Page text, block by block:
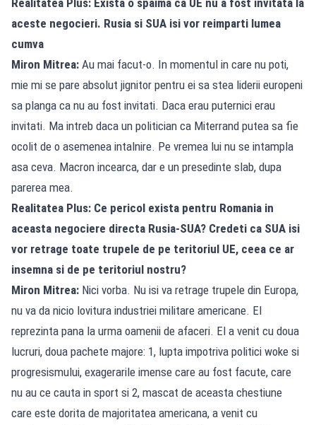
aceste negocieri. Rusia si SUA isi vor reimparti lumea
cumva
Miron Mitrea: Au mai facut-o. In momentul in care nu poti,
mie mi se pare absolut jignitor pentru ei sa stea liderii europeni
sa planga ca nu au fost invitati. Daca erau puternici erau
invitati. Ma intreb daca un politician ca Miterrand putea sa fie
ocolit de o asemenea intalnire. Pe vremea lui nu se intampla
asa ceva. Macron incearca, dar e un presedinte slab, dupa
parerea mea.
Realitatea Plus: Ce pericol exista pentru Romania in
aceasta negociere directa Rusia-SUA? Credeti ca SUA isi
vor retrage toate trupele de pe teritoriul UE, ceea ce ar
insemna si de pe teritoriul nostru?
Miron Mitrea: Nici vorba. Nu isi va retrage trupele din Europa,
nu va da nicio lovitura industriei militare americane. El
reprezinta pana la urma oamenii de afaceri. El a venit cu doua
lucruri, doua pachete majore: 1, lupta impotriva politici woke si
progresismului, exagerarile imense care au fost facute, care
nu au ce cauta in sport si 2, mascat de aceasta chestiune
care este dorita de majoritatea americana, a venit cu